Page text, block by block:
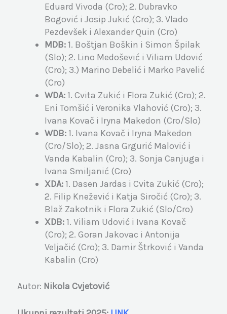
Eduard Vivoda (Cro); 2. Dubravko
Bogović i Josip Jukić (Cro); 3. Vlado
Pezdevšek i Alexander Quin (Cro)
MDB:1. Boštjan Boškin i Simon Špilak
(Slo); 2. Lino Medošević i Viliam Udović
(Cro); 3.) Marino Debelić i Marko Pavelić
(Cro)
WDA:1. Cvita Zukić i Flora Zukić (Cro); 2.
Eni Tomšić i Veronika Vlahović (Cro); 3.
Ivana Kovač i Iryna Makedon (Cro/Slo)
WDB:1. Ivana Kovač i Iryna Makedon
(Cro/Slo); 2. Jasna Grgurić Malović i
Vanda Kabalin (Cro); 3. Sonja Canjuga i
Ivana Smiljanić (Cro)
XDA:1. Dasen Jardas i Cvita Zukić (Cro);
2. Filip Knežević i Katja Siročić (Cro); 3.
Blaž Zakotnik i Flora Zukić (Slo/Cro)
XDB:1. Viliam Udović i Ivana Kovač
(Cro); 2. Goran Jakovac i Antonija
Veljačić (Cro); 3. Damir Štrković i Vanda
Kabalin (Cro)
Autor: Nikola Cvjetović